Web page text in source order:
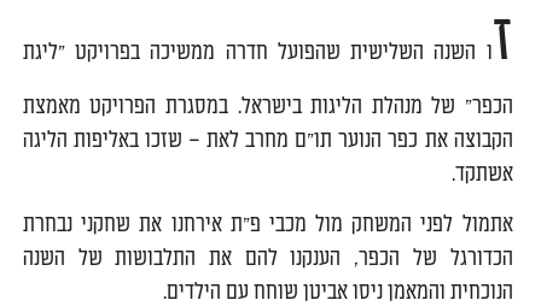
זו השנה השלישית שהפועל חדרה ממשיכה בפרויקט "ליגת
הכפר" של מנהלת הליגות בישראל. במסגרת הפרויקט מאמצת
הקבוצה את כפר הנוער תו"ם מחרב לאת – שזכו באליפות הליגה
אשתקד.
אתמול לפני המשחק מול מכבי פ"ת אירחנו את שחקני נבחרת
הכדורגל של הכפר, הענקנו להם את התלבושות של השנה
הנוכחית והמאמן ניסו אביטן שוחח עם הילדים.